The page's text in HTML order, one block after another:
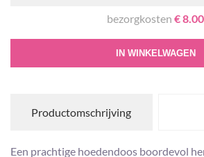
bezorgkosten € 8.00
IN WINKELWAGEN
Productomschrijving
Een prachtige hoedendoos boordevol